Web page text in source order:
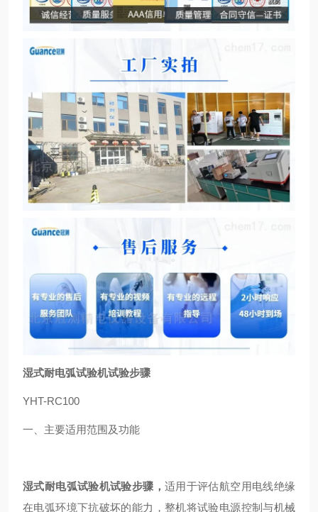
湿式耐电弧试验机试验步骤
YHT-RC100
一、主要适用范围及功能
湿式耐电弧试验机试验步骤 ， 适用于评估航空用电线绝缘
在电弧环境下抗破坏的能力，整机将试验电源控制与机械